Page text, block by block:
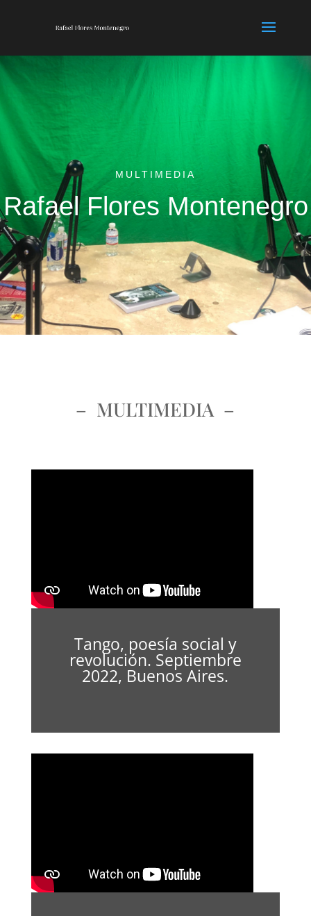
MULTIMEDIA
Rafael Flores Montenegro
– MULTIMEDIA –
Tango, poesía social y
revolución. Septiembre
2022, Buenos Aires.